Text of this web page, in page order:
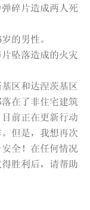
碎片造成两人死
的男性。
坠落造成的火灾
区和达涅茨基区
在了非住宅建筑
前正在更新行动
但是，我想再次
全！在任何情况
胜利后，请帮助